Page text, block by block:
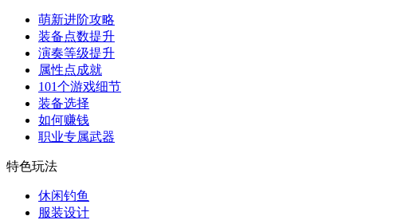
萌新进阶攻略
装备点数提升
演奏等级提升
属性点成就
101个游戏细节
装备选择
如何赚钱
职业专属武器
特色玩法
休闲钓鱼
服装设计